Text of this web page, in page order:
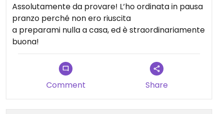
Assolutamente da provare! L’ho ordinata in pausa
pranzo perché non ero riuscita
a preparami nulla a casa, ed è straordinariamente
buona!
Comment Share